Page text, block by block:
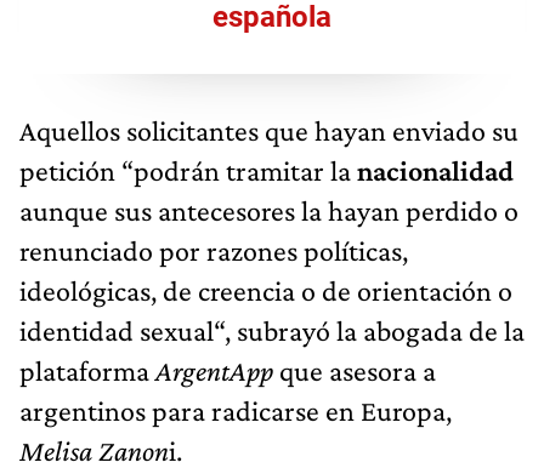
española
Aquellos solicitantes que hayan enviado su
petición “podrán tramitar lanacionalidad
aunque sus antecesores la hayan perdido o
renunciado por razones políticas,
ideológicas, de creencia o de orientación o
identidad sexual“, subrayó la abogada de la
plataformaArgentApp que asesora a
argentinos para radicarse en Europa,
Melisa Zanoni.